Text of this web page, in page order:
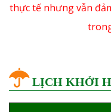
thực tế nhưng vẫn
LỊCH KHỞI